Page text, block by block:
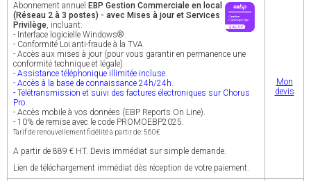
Abonnement annuel EBP Gestion Commerciale en local
(Réseau 2 à 3 postes) - avec Mises à jour et Services
Privilège, incluant:
- Interface logicielle Windows®.
- Conformité Loi anti-fraude à la TVA.
- Accès aux mises à jour (pour vous garantir en permanence une
conformité technique et légale).
- Assistance téléphonique illimitée incluse.
- Accès à la base de connaissance 24h/24h.
- Télétransmission et suivi des factures électroniques sur Chorus
Pro.
- Accès mobile à vos données (EBP Reports On Line).
- 10% de remise avec le code PROMOEBP2025.
Tarif de renouvellement fidélité à partir de: 560€
A partir de 889 € HT. Devis immédiat sur simple demande.
Lien de téléchargement immédiat dès réception de votre paiement.
Mon
devis